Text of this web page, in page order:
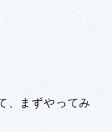
、まずやってみ